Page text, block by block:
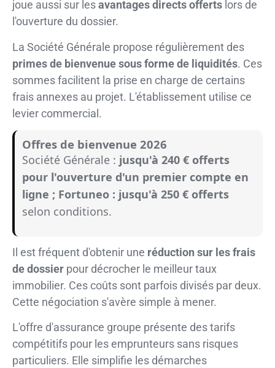
joue aussi sur lesavantages directs offerts lors de
l'ouverture du dossier.
La Société Générale propose régulièrement des
primes de bienvenue sous forme de liquidités. Ces
sommes facilitent la prise en charge de certains
frais annexes au projet. L'établissement utilise ce
levier commercial.
Offres de bienvenue 2026
Société Générale : jusqu'à 240 € offerts
pour l'ouverture d'un premier compte en
ligne ; Fortuneo : jusqu'à 250 € offerts
selon conditions.
Il est fréquent d'obtenir une réduction sur les frais
de dossier pour décrocher le meilleur taux
immobilier. Ces coûts sont parfois divisés par deux.
Cette négociation s'avère simple à mener.
L'offre d'assurance groupe présente des tarifs
compétitifs pour les emprunteurs sans risques
particuliers. Elle simplifie les démarches